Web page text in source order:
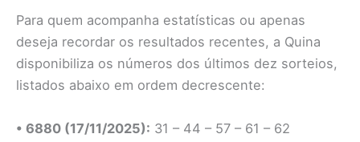
Para quem acompanha estatísticas ou apenas
deseja recordar os resultados recentes, a Quina
disponibiliza os números dos últimos dez sorteios,
listados abaixo em ordem decrescente:
• 6880 (17/11/2025): 31 – 44 – 57 – 61 – 62